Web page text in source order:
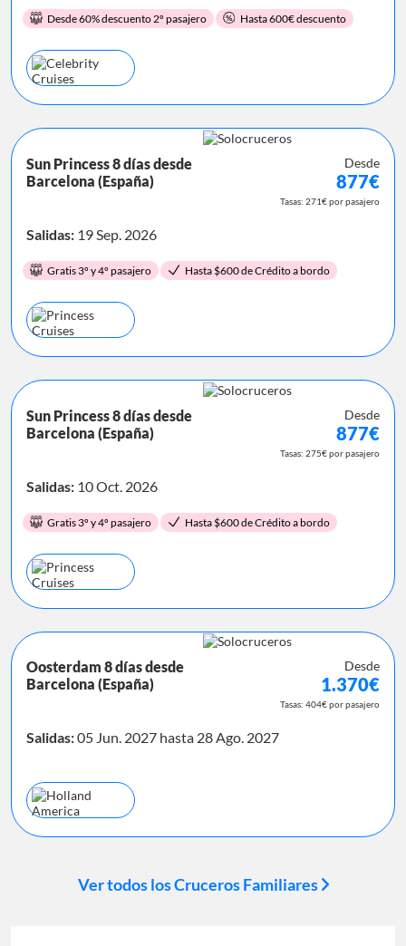
Desde 60% descuento 2º pasajero Hasta 600€ descuento
Sun Princess 8 días desde
Barcelona (España)
Desde
877€
Tasas: 271€ por pasajero
Salidas: 19 Sep. 2026
Gratis 3º y 4º pasajero Hasta $600 de Crédito a bordo
Sun Princess 8 días desde
Barcelona (España)
Desde
877€
Tasas: 275€ por pasajero
Salidas: 10 Oct. 2026
Gratis 3º y 4º pasajero Hasta $600 de Crédito a bordo
Oosterdam 8 días desde
Barcelona (España)
Desde
1.370€
Tasas: 404€ por pasajero
Salidas:05 Jun. 2027 hasta 28 Ago. 2027
Ver todos los Cruceros Familiares